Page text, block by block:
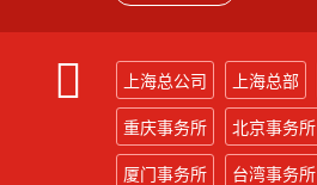
上海总公司 上海总部
重庆事务所 北京事务所
厦门事务所 台湾事务所